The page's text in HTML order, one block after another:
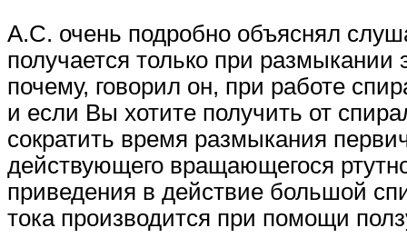
А.С. очень подробно объяснял
получается только при размыкании
почему, говорил он, при работе
и если Вы хотите получить от
сократить время размыкания
действующего вращающегося
приведения в действие большой
тока производится при помощи